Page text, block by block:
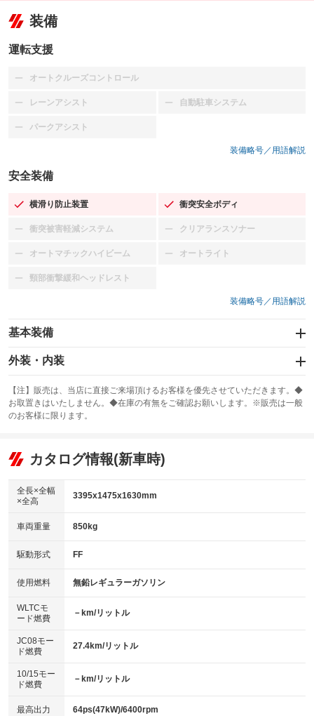
装備
運転支援
オートクルーズコントロール
：装備なし
レーンアシスト
：装備なし 自動駐車システム
：装備なし
パークアシスト
：装備なし
装備略号／用語解説
安全装備
横滑り防止装置
：装備あり 衝突安全ボディ
：装備あり
衝突被害軽減システム
：装備なし クリアランスソナー
：装備なし
オートマチックハイビーム
：装備なし オートライト
：装備なし
頸部衝撃緩和ヘッドレスト
：装備なし
装備略号／用語解説
基本装備
エアバッグ：運転席/助手席
：装備あり
：装備なし
サンルーフ
：装備なし ABS
リフトアップ
：装備なし
：装備なし
パワーウィンドウ
アイドリングストップ
：装備あり
USB入力端子
：装備あり
100V電源
：装備なし
センターデフロック
：装備なし
電動格納ミラー
：装備あり
外装・内装
カーナビ：メモリーナビ他
：装備あり
TV：フルセグ
：装備あり
ビジュアル：-／DVD再生
：装備あり
：装備あり
革シート
キーレス
HID(キセノンライト)
：装備あり
バックカメラ
：装備なし
エアロ
：装備あり
：装備なし
パワーシート
ベンチシート
：装備あり
チップアップシート
：装備なし
【注】販売は、当店に直接ご来場頂けるお客様を優先させていただきます。◆
お取置きはいたしません。◆在庫の有無をご確認お願いします。※販売は一般
のお客様に限ります。
カタログ情報(新車時)
全長×全幅
×全高
3395x1475x1630mm
車両重量 850kg
駆動形式 FF
使用燃料 無鉛レギュラーガソリン
WLTCモ
ード燃費
－km/リットル
JC08モー
ド燃費
27.4km/リットル
10/15モー
ド燃費
－km/リットル
最高出力 64ps(47kW)/6400rpm